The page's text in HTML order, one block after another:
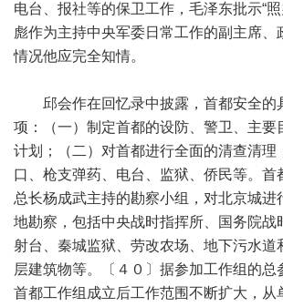
电台、报社等的保卫工作，毛泽东批示“
彪作为主持中央军委日常工作的副主席、
情况他应完全知情。
邱会作在回忆录中披露，首都安全的
项：（一）制定首都的设防、警卫、主要
计划；（二）对首都进行全面的清查清理
口、枪支弹药、电台、监狱、侨民等。首
总长杨成武主持的勘察小组，对北京城进
地勘察，包括中央战时指挥所、国务院战
射台、秦城监狱、劳改农场、地下污水道
层建筑物等。〔４０〕据参加工作组的总
首都工作组成立后工作范围不断扩大，从